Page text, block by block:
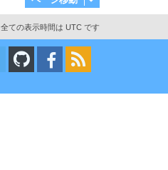
全ての表示時間は UTC です